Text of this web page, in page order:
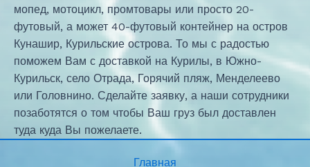
мопед, мотоцикл, промтовары или просто 20-
футовый, а может 40-футовый контейнер на остров
Кунашир, Курильские острова. То мы с радостью
поможем Вам с доставкой на Курилы, в Южно-
Курильск, село Отрада, Горячий пляж, Менделеево
или Головнино. Сделайте заявку, а наши сотрудники
позаботятся о том чтобы Ваш груз был доставлен
туда куда Вы пожелаете.
Главная